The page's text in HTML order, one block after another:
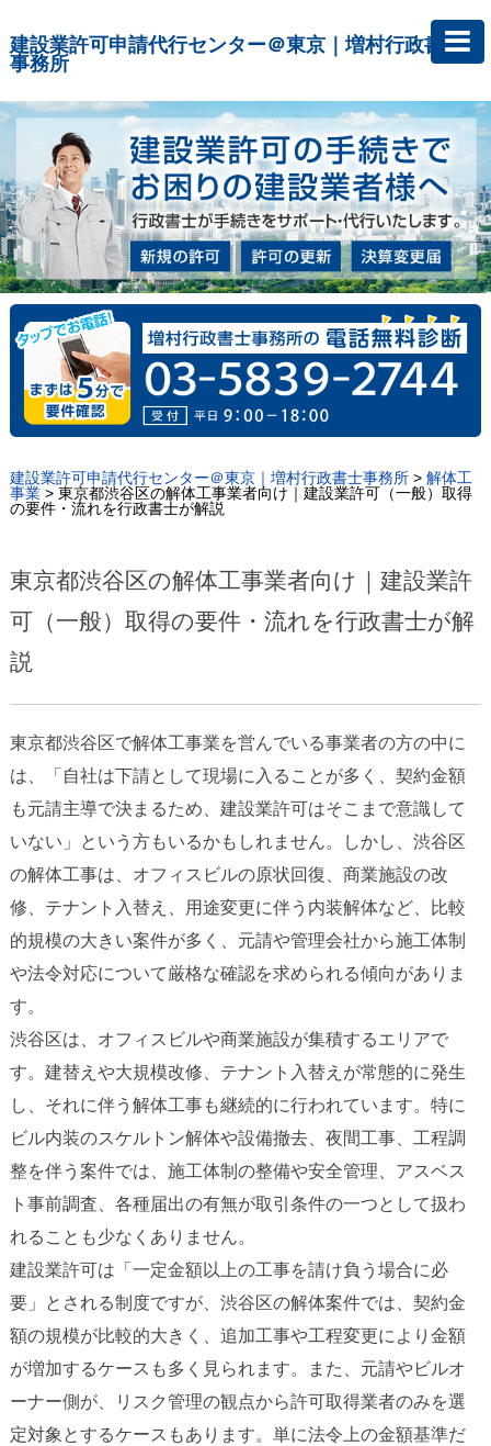
建設業許可申請代行センター＠東京｜増村行政書士
事務所
建設業許可申請代行センター＠東京｜増村行政書士事務所> 解体工
事業> 東京都渋谷区の解体工事業者向け｜建設業許可（一般）取得
の要件・流れを行政書士が解説
東京都渋谷区の解体工事業者向け｜建設業許
可（一般）取得の要件・流れを行政書士が解
説
東京都渋谷区で解体工事業を営んでいる事業者の方の中に
は、「自社は下請として現場に入ることが多く、契約金額
も元請主導で決まるため、建設業許可はそこまで意識して
いない」という方もいるかもしれません。しかし、渋谷区
の解体工事は、オフィスビルの原状回復、商業施設の改
修、テナント入替え、用途変更に伴う内装解体など、比較
的規模の大きい案件が多く、元請や管理会社から施工体制
や法令対応について厳格な確認を求められる傾向がありま
す。
渋谷区は、オフィスビルや商業施設が集積するエリアで
す。建替えや大規模改修、テナント入替えが常態的に発生
し、それに伴う解体工事も継続的に行われています。特に
ビル内装のスケルトン解体や設備撤去、夜間工事、工程調
整を伴う案件では、施工体制の整備や安全管理、アスベス
ト事前調査、各種届出の有無が取引条件の一つとして扱わ
れることも少なくありません。
建設業許可は「一定金額以上の工事を請け負う場合に必
要」とされる制度ですが、渋谷区の解体案件では、契約金
額の規模が比較的大きく、追加工事や工程変更により金額
が増加するケースも多く見られます。また、元請やビルオ
ーナー側が、リスク管理の観点から許可取得業者のみを選
定対象とするケースもあります。単に法令上の金額基準だ